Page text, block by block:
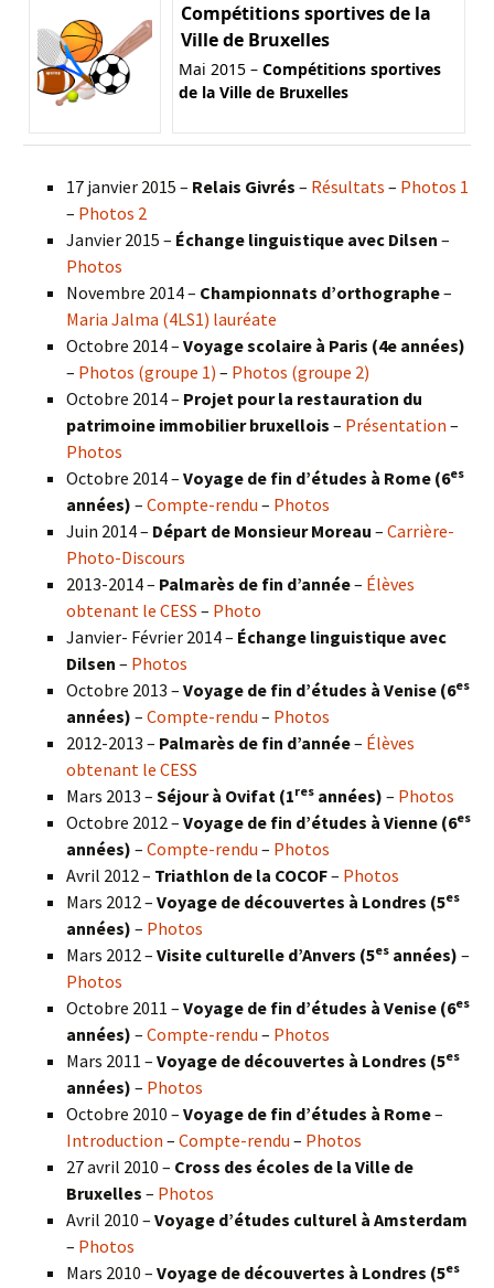
Compétitions sportives de la
Ville de Bruxelles
Mai 2015 – Compétitions sportives
de la Ville de Bruxelles
17 janvier 2015 – Relais Givrés – Résultats – Photos 1
– Photos 2
Janvier 2015 – Échange linguistique avec Dilsen –
Photos
Novembre 2014 – Championnats d’orthographe–
Maria Jalma (4LS1) lauréate
Octobre 2014 – Voyage scolaire à Paris (4e années)
– Photos (groupe 1) – Photos (groupe 2)
Octobre 2014 – Projet pour la restauration du
patrimoine immobilier bruxellois – Présentation –
Photos
Octobre 2014 – Voyage de fin d’études à Rome (6es
années) – Compte-rendu – Photos
Juin 2014 – Départ de Monsieur Moreau – Carrière-
Photo-Discours
2013-2014 – Palmarès de fin d’année– Élèves
obtenant le CESS – Photo
Janvier- Février 2014 – Échange linguistique avec
Dilsen – Photos
Octobre 2013 – Voyage de fin d’études à Venise (6es
années) – Compte-rendu – Photos
2012-2013 – Palmarès de fin d’année– Élèves
obtenant le CESS
Mars 2013 – Séjour à Ovifat (1res années) – Photos
Octobre 2012 – Voyage de fin d’études à Vienne (6es
années) – Compte-rendu – Photos
Avril 2012 – Triathlon de la COCOF– Photos
Mars 2012 – Voyage de découvertes à Londres (5es
années) – Photos
Mars 2012 – Visite culturelle d’Anvers (5es années) –
Photos
Octobre 2011 – Voyage de fin d’études à Venise (6es
années) – Compte-rendu – Photos
Mars 2011 – Voyage de découvertes à Londres (5es
années) – Photos
Octobre 2010 – Voyage de fin d’études à Rome–
Introduction – Compte-rendu – Photos
27 avril 2010 – Cross des écoles de la Ville de
Bruxelles – Photos
Avril 2010 – Voyage d’études culturel à Amsterdam
– Photos
Mars 2010 – Voyage de découvertes à Londres (5es